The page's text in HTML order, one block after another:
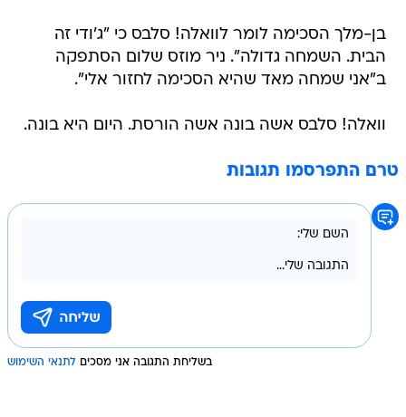
בן-מלך הסכימה לומר לוואלה! סלבס כי "ג'ודי זה
הבית. השמחה גדולה". ניר מוזס שלום הסתפקה
ב"אני שמחה מאד שהיא הסכימה לחזור אלי".
וואלה! סלבס אשה בונה אשה הורסת. היום היא בונה.
טרם התפרסמו תגובות
בשליחת התגובה אני מסכים לתנאי השימוש